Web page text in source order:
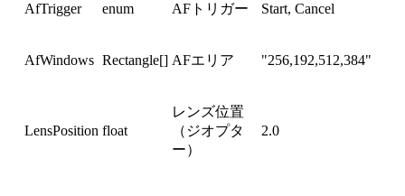
AfTrigger enum AFトリガー Start, Cancel
AfWindows Rectangle[] AFエリア "256,192,512,384"
LensPosition float
レンズ位置
（ジオプタ
ー）
2.0